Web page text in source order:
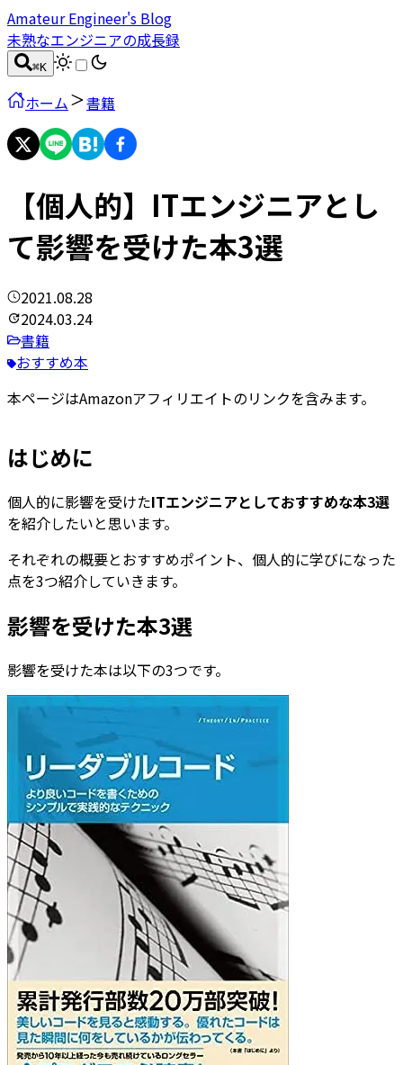
Amateur Engineer's Blog
未熟なエンジニアの成長録
⌘K
ホーム 書籍
【個人的】ITエンジニアとし
て影響を受けた本3選
2021.08.28
2024.03.24
書籍
おすすめ本
本ページはAmazonアフィリエイトのリンクを含みます。
はじめに
個人的に影響を受けたITエンジニアとしておすすめな本3選
を紹介したいと思います。
それぞれの概要とおすすめポイント、個人的に学びになった
点を3つ紹介していきます。
影響を受けた本3選
影響を受けた本は以下の3つです。